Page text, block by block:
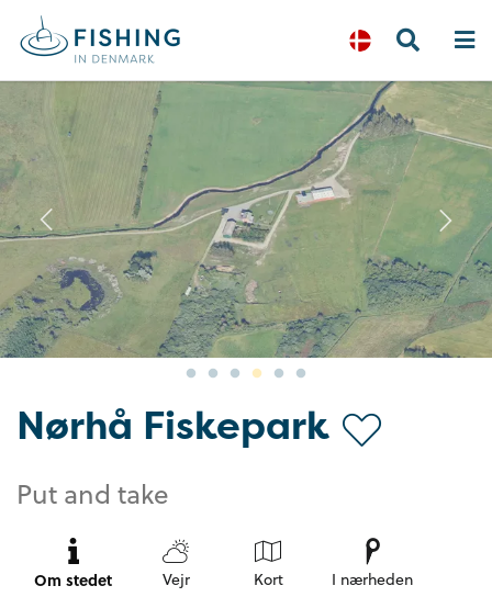
Previous
Nørhå Fiskepark
Put and take
Om stedet Vejr Kort I nærheden